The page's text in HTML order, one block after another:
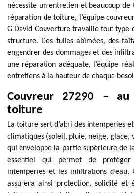
nécessite un entretien et beaucoup de
réparation de toiture, l’équipe
G David Couverture travaille tout type
structure. Des tuiles abîmées, des
engendrer des dommages et des
une réparation adéquate, l’équipe
entretiens à la hauteur de chaque
Couvreur 27290 –
toiture
La toiture sert d’abri des intempéries
climatiques (soleil, pluie, neige, glace,
qui enveloppe la partie supérieure de
essentiel qui permet de
intempéries et les infiltrations
assurera ainsi protection, solidité et